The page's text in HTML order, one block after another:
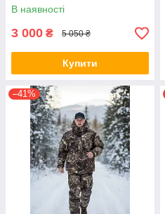
В наявності
3 000 ₴ 5 050 ₴
Купити
–41%